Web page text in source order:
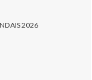
2026